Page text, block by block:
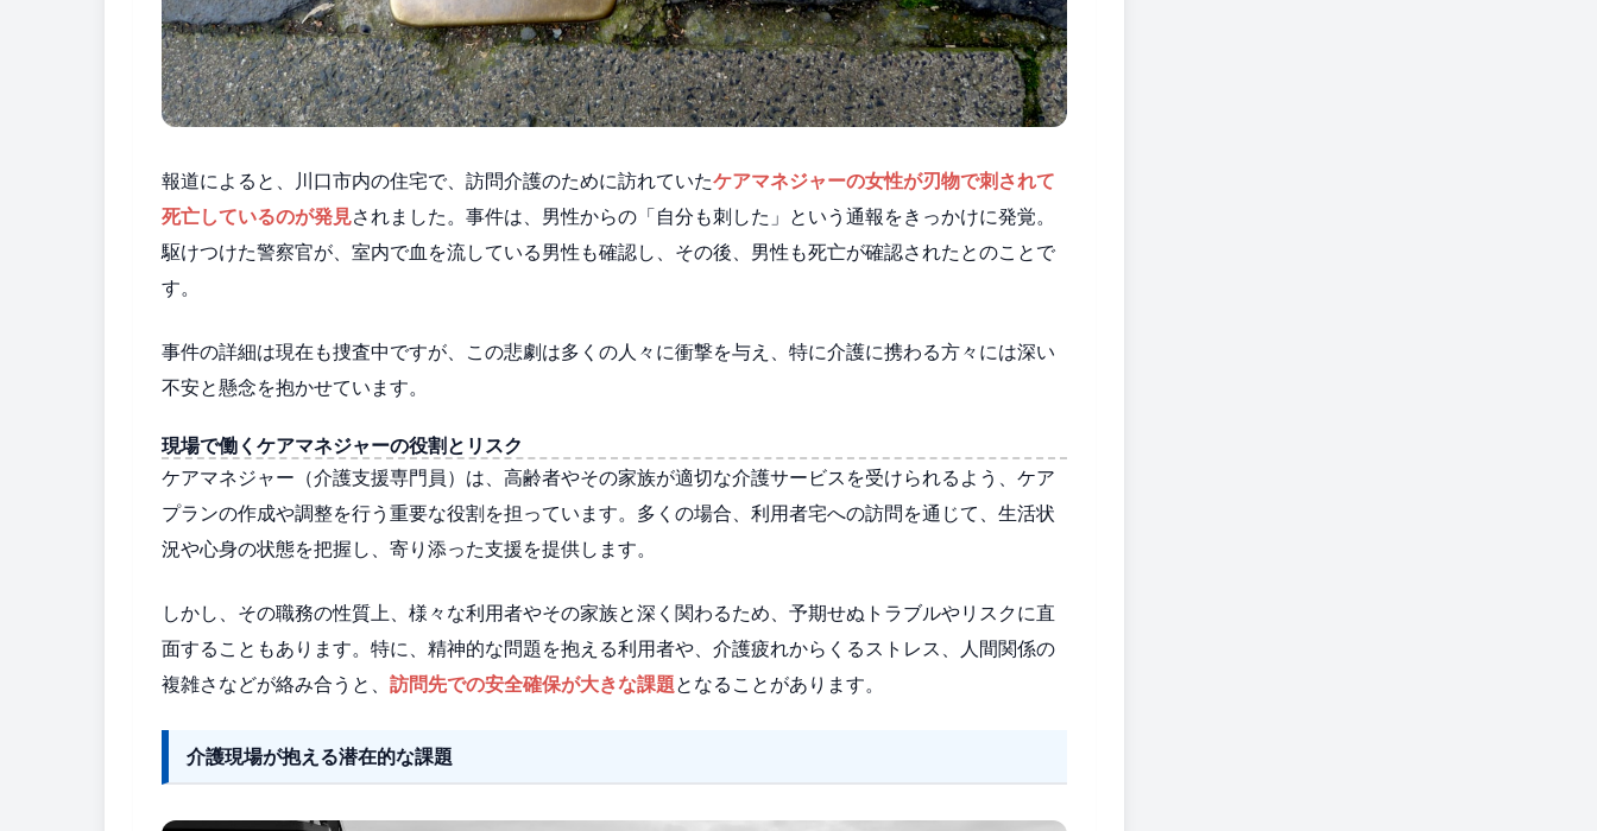
報道によると、川口市内の住宅で、訪問介護のために訪れていたケアマネジャーの女性が刃物で刺されて
死亡しているのが発見されました。事件は、男性からの「自分も刺した」という通報をきっかけに発覚。
駆けつけた警察官が、室内で血を流している男性も確認し、その後、男性も死亡が確認されたとのことで
す。
事件の詳細は現在も捜査中ですが、この悲劇は多くの人々に衝撃を与え、特に介護に携わる方々には深い
不安と懸念を抱かせています。
現場で働くケアマネジャーの役割とリスク
ケアマネジャー（介護支援専門員）は、高齢者やその家族が適切な介護サービスを受けられるよう、ケア
プランの作成や調整を行う重要な役割を担っています。多くの場合、利用者宅への訪問を通じて、生活状
況や心身の状態を把握し、寄り添った支援を提供します。
しかし、その職務の性質上、様々な利用者やその家族と深く関わるため、予期せぬトラブルやリスクに直
面することもあります。特に、精神的な問題を抱える利用者や、介護疲れからくるストレス、人間関係の
複雑さなどが絡み合うと、 訪問先での安全確保が大きな課題となることがあります。
介護現場が抱える潜在的な課題